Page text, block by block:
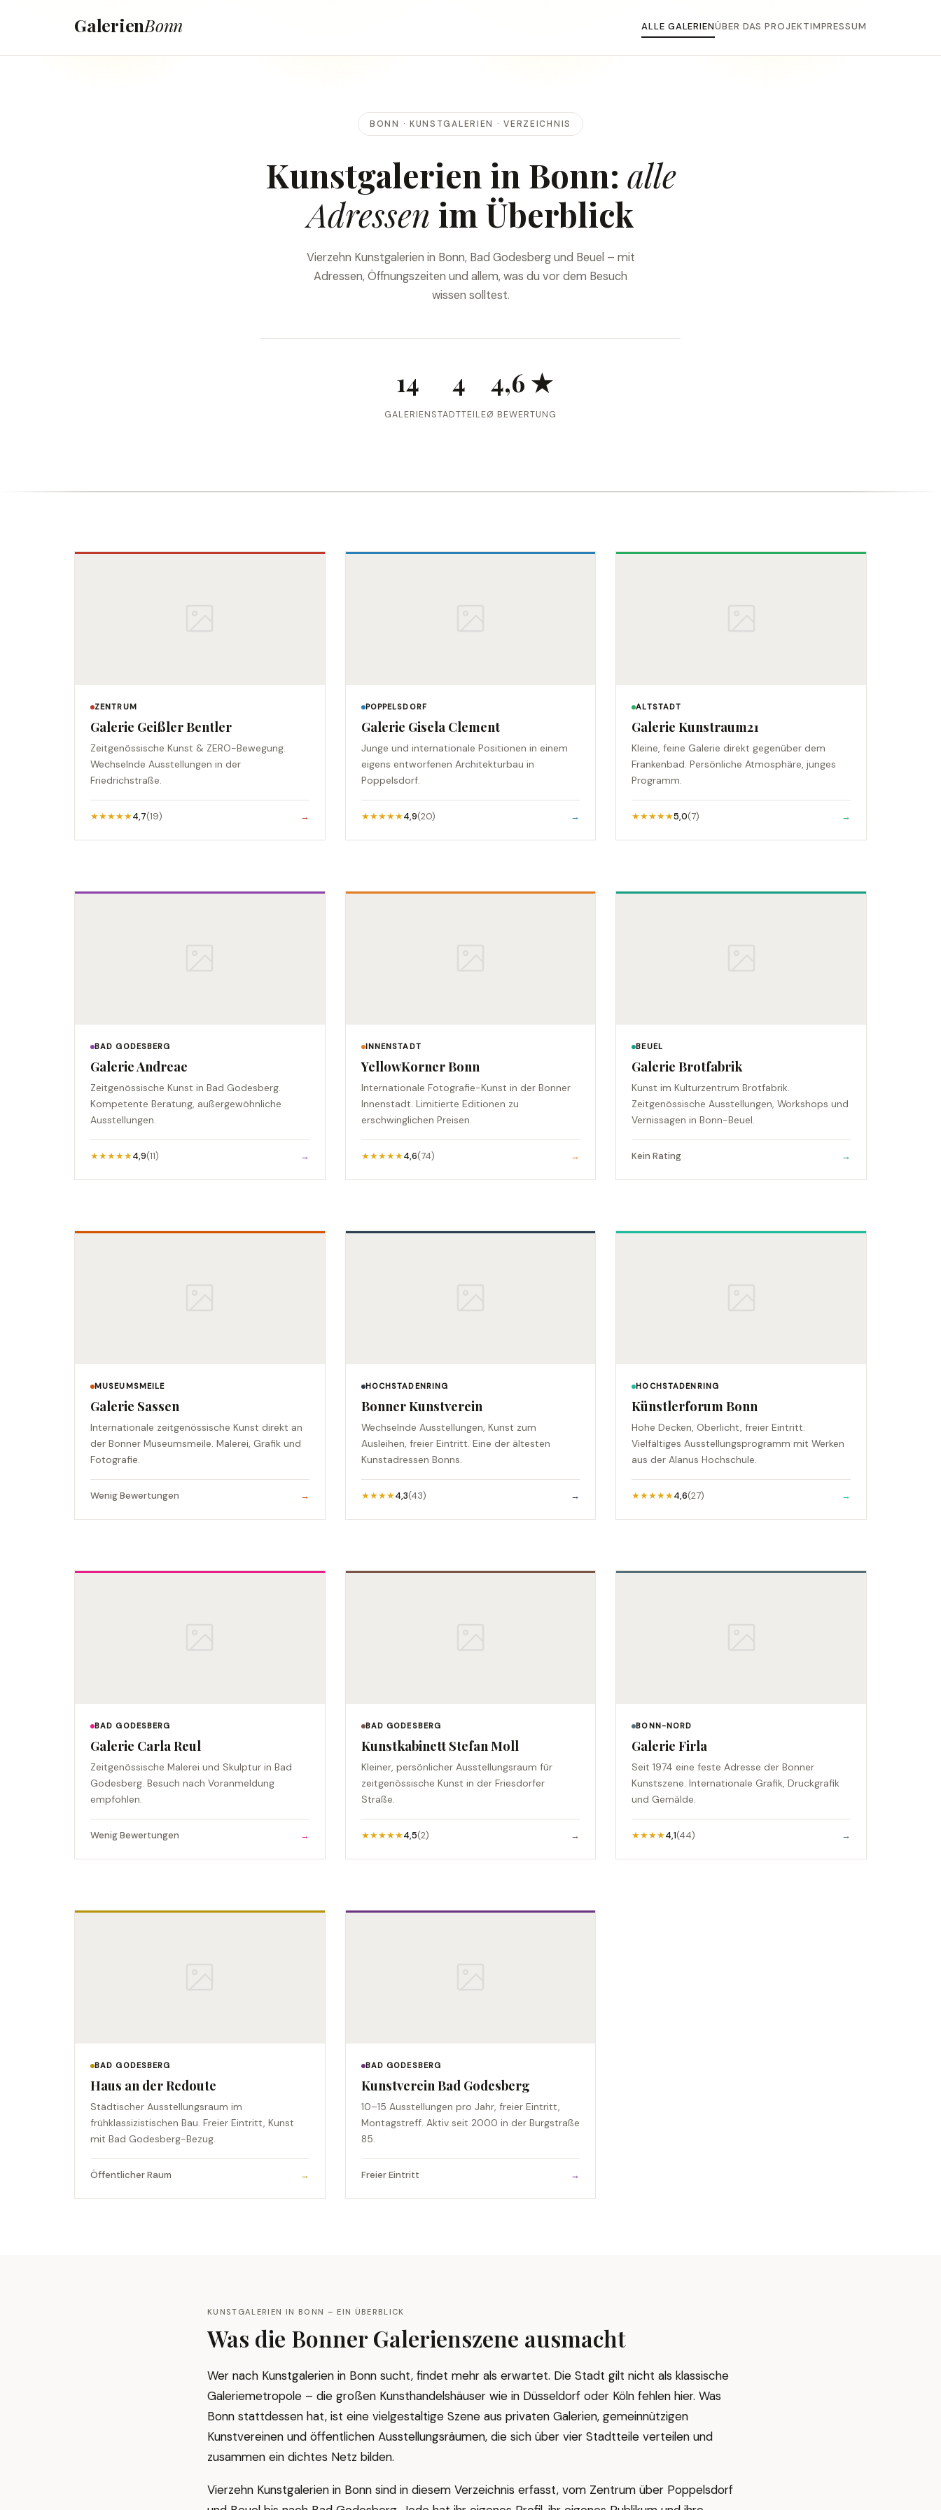
GalerienBonn ALLE GALERIENÜBER DAS PROJEKTIMPRESSUM
BONN · KUNSTGALERIEN · VERZEICHNIS
Kunstgalerien in Bonn: alle
Adressen im Überblick
Vierzehn Kunstgalerien in Bonn, Bad Godesberg und Beuel – mit
Adressen, Öffnungszeiten und allem, was du vor dem Besuch
wissen solltest.
14
GALERIEN
4
STADTTEILE
4,6 ★
Ø BEWERTUNG
ZENTRUM
Galerie Geißler Bentler
Zeitgenössische Kunst & ZERO-Bewegung.
Wechselnde Ausstellungen in der
Friedrichstraße.
★★★★★4,7(19) →
POPPELSDORF
Galerie Gisela Clement
Junge und internationale Positionen in einem
eigens entworfenen Architekturbau in
Poppelsdorf.
★★★★★4,9(20) →
ALTSTADT
Galerie Kunstraum21
Kleine, feine Galerie direkt gegenüber dem
Frankenbad. Persönliche Atmosphäre, junges
Programm.
★★★★★5,0(7) →
BAD GODESBERG
Galerie Andreae
Zeitgenössische Kunst in Bad Godesberg.
Kompetente Beratung, außergewöhnliche
Ausstellungen.
★★★★★4,9(11) →
INNENSTADT
YellowKorner Bonn
Internationale Fotografie-Kunst in der Bonner
Innenstadt. Limitierte Editionen zu
erschwinglichen Preisen.
★★★★★4,6(74) →
BEUEL
Galerie Brotfabrik
Kunst im Kulturzentrum Brotfabrik.
Zeitgenössische Ausstellungen, Workshops und
Vernissagen in Bonn-Beuel.
Kein Rating →
MUSEUMSMEILE
Galerie Sassen
Internationale zeitgenössische Kunst direkt an
der Bonner Museumsmeile. Malerei, Grafik und
Fotografie.
Wenig Bewertungen →
HOCHSTADENRING
Bonner Kunstverein
Wechselnde Ausstellungen, Kunst zum
Ausleihen, freier Eintritt. Eine der ältesten
Kunstadressen Bonns.
★★★★4,3(43) →
HOCHSTADENRING
Künstlerforum Bonn
Hohe Decken, Oberlicht, freier Eintritt.
Vielfältiges Ausstellungsprogramm mit Werken
aus der Alanus Hochschule.
★★★★★4,6(27) →
BAD GODESBERG
Galerie Carla Reul
Zeitgenössische Malerei und Skulptur in Bad
Godesberg. Besuch nach Voranmeldung
empfohlen.
Wenig Bewertungen →
BAD GODESBERG
Kunstkabinett Stefan Moll
Kleiner, persönlicher Ausstellungsraum für
zeitgenössische Kunst in der Friesdorfer
Straße.
★★★★★4,5(2) →
BONN-NORD
Galerie Firla
Seit 1974 eine feste Adresse der Bonner
Kunstszene. Internationale Grafik, Druckgrafik
und Gemälde.
★★★★4,1(44) →
BAD GODESBERG
Haus an der Redoute
Städtischer Ausstellungsraum im
frühklassizistischen Bau. Freier Eintritt, Kunst
mit Bad Godesberg-Bezug.
Öffentlicher Raum →
BAD GODESBERG
Kunstverein Bad Godesberg
10–15 Ausstellungen pro Jahr, freier Eintritt,
Montagstreff. Aktiv seit 2000 in der Burgstraße
85.
Freier Eintritt →
KUNSTGALERIEN IN BONN – EIN ÜBERBLICK
Was die Bonner Galerienszene ausmacht
Wer nach Kunstgalerien in Bonn sucht, findet mehr als erwartet. Die Stadt gilt nicht als klassische
Galeriemetropole – die großen Kunsthandelshäuser wie in Düsseldorf oder Köln fehlen hier. Was
Bonn stattdessen hat, ist eine vielgestaltige Szene aus privaten Galerien, gemeinnützigen
Kunstvereinen und öffentlichen Ausstellungsräumen, die sich über vier Stadtteile verteilen und
zusammen ein dichtes Netz bilden.
Vierzehn Kunstgalerien in Bonn sind in diesem Verzeichnis erfasst, vom Zentrum über Poppelsdorf